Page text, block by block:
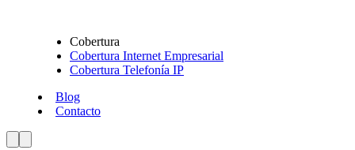
Cobertura
Cobertura Internet Empresarial
Cobertura Telefonía IP
Blog
Contacto